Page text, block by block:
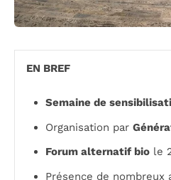
EN BREF
Semaine de
Organisation par
Forum alternatif bio le
Présence de nombreux